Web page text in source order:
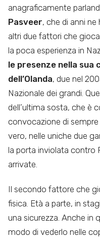
anagraficamente
Pasveer, che di anni
altri due fattori che
la poca esperienza in
le presenze nella sua
dell’Olanda, due nel
Nazionale dei grandi.
dell’ultima sosta, che è
convocazione di sempre
vero, nelle uniche due
la porta inviolata contro
arrivate.
Il secondo fattore che
fisica. Età a parte, in
una sicurezza. Anche in
modo di vederlo nelle